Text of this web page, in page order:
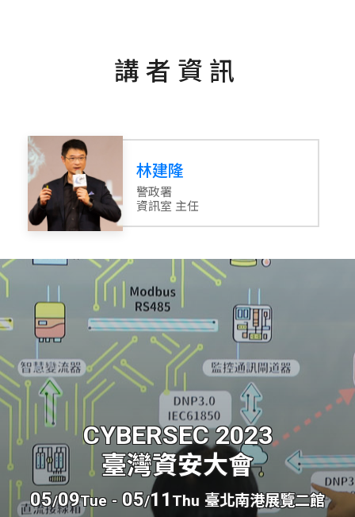
講者資訊
林建隆
警政署
資訊室 主任
CYBERSEC 2023
臺灣資安大會
05/09Tue - 05/11 Thu 臺北南港展覽二館